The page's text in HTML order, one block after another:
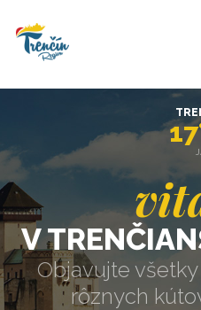
V
Objavujte
rôznych